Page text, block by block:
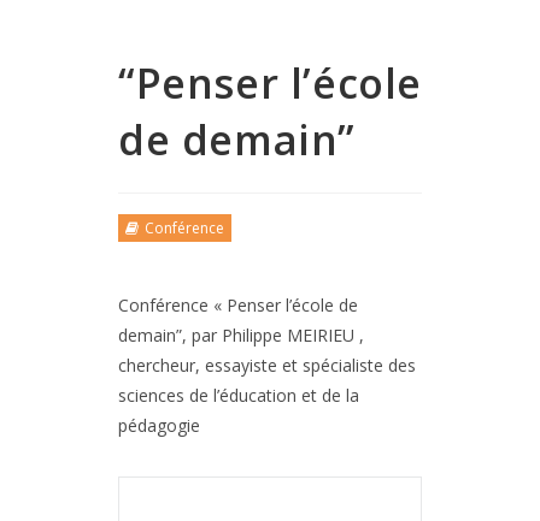
“Penser l’école
de demain”
Conférence
Conférence « Penser l’école de
demain”, par Philippe MEIRIEU ,
chercheur, essayiste et spécialiste des
sciences de l’éducation et de la
pédagogie